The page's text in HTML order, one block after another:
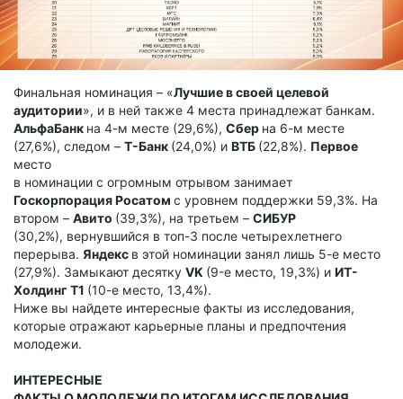
Финальная номинация – «Лучшие в своей целевой
аудитории», и в ней также 4 места принадлежат банкам.
АльфаБанк на 4-м месте (29,6%), Сбер на 6-м месте
(27,6%), следом – Т-Банк (24,0%) и ВТБ (22,8%). Первое
место
в номинации с огромным отрывом занимает
Госкорпорация Росатом с уровнем поддержки 59,3%. На
втором – Авито (39,3%), на третьем – СИБУР
(30,2%), вернувшийся в топ-3 после четырехлетнего
перерыва. Яндекс в этой номинации занял лишь 5-е место
(27,9%). Замыкают десятку VK (9-е место, 19,3%) и ИТ-
Холдинг Т1 (10-е место, 13,4%).
Ниже вы найдете интересные факты из исследования,
которые отражают карьерные планы и предпочтения
молодежи.
ИНТЕРЕСНЫЕ